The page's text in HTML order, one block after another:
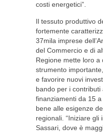
costi energetici”.
Il tessuto produttivo
fortemente
37mila imprese
del Commercio e di
Regione mette loro a
strumento
e favorire nuovi
bando per i contributi
finanziamenti da 15
bene alle esigenze
regionali. “Iniziare gli
Sassari, dove è